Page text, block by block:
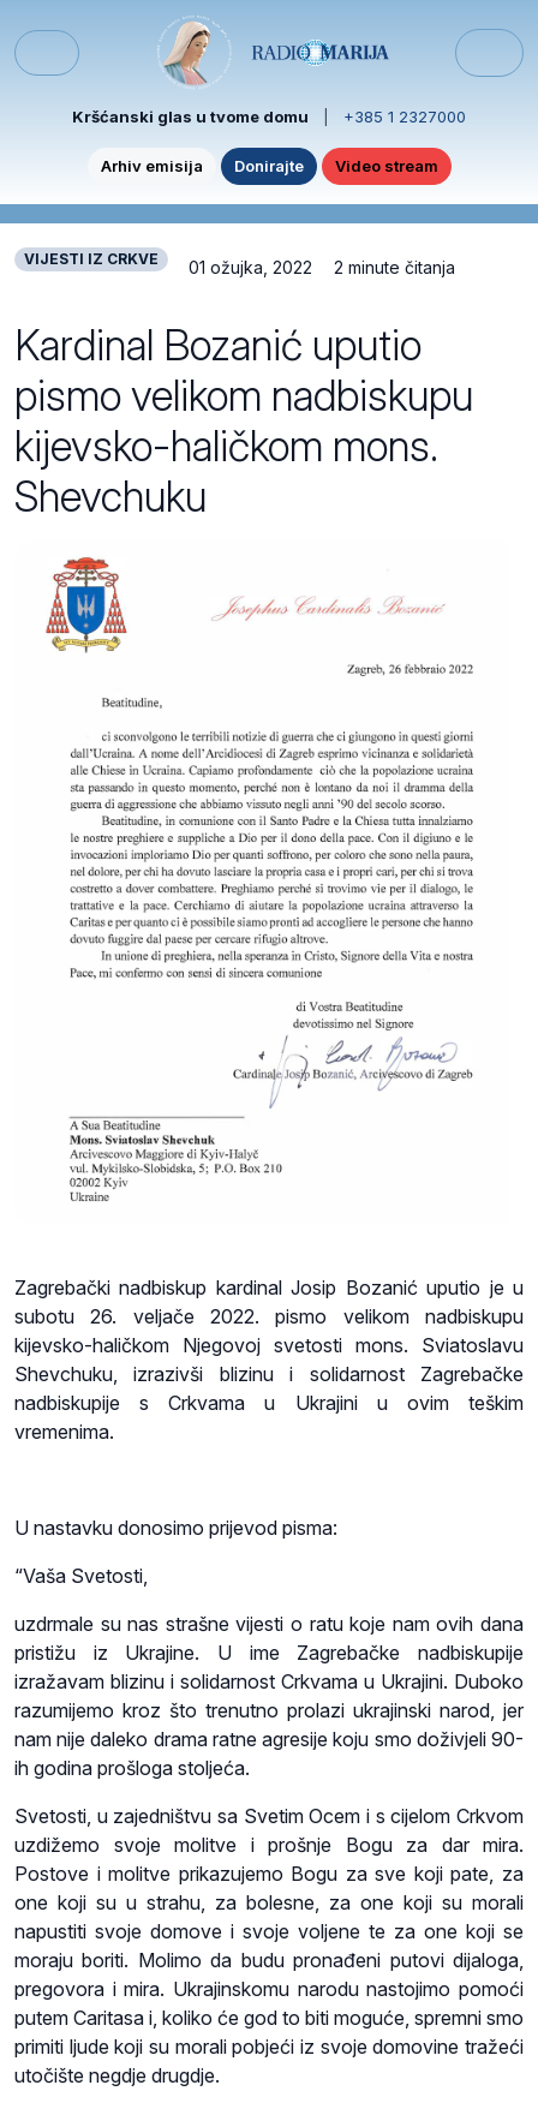
Menu
Kršćanski glas u tvome domu +385 1 2327000
Arhiv emisija Donirajte Video stream
VIJESTI IZ CRKVE 01 ožujka, 2022 2 minute čitanja
Kardinal Bozanić uputio
pismo velikom nadbiskupu
kijevsko-haličkom mons.
Shevchuku
Zagrebački nadbiskup kardinal Josip Bozanić uputio je u
subotu 26. veljače 2022. pismo velikom nadbiskupu
kijevsko-haličkom Njegovoj svetosti mons. Sviatoslavu
Shevchuku, izrazivši blizinu i solidarnost Zagrebačke
nadbiskupije s Crkvama u Ukrajini u ovim teškim
vremenima.
U nastavku donosimo prijevod pisma:
“Vaša Svetosti,
uzdrmale su nas strašne vijesti o ratu koje nam ovih dana
pristižu iz Ukrajine. U ime Zagrebačke nadbiskupije
izražavam blizinu i solidarnost Crkvama u Ukrajini. Duboko
razumijemo kroz što trenutno prolazi ukrajinski narod, jer
nam nije daleko drama ratne agresije koju smo doživjeli 90-
ih godina prošloga stoljeća.
Svetosti, u zajedništvu sa Svetim Ocem i s cijelom Crkvom
uzdižemo svoje molitve i prošnje Bogu za dar mira.
Postove i molitve prikazujemo Bogu za sve koji pate, za
one koji su u strahu, za bolesne, za one koji su morali
napustiti svoje domove i svoje voljene te za one koji se
moraju boriti. Molimo da budu pronađeni putovi dijaloga,
pregovora i mira. Ukrajinskomu narodu nastojimo pomoći
putem Caritasa i, koliko će god to biti moguće, spremni smo
primiti ljude koji su morali pobjeći iz svoje domovine tražeći
utočište negdje drugdje.